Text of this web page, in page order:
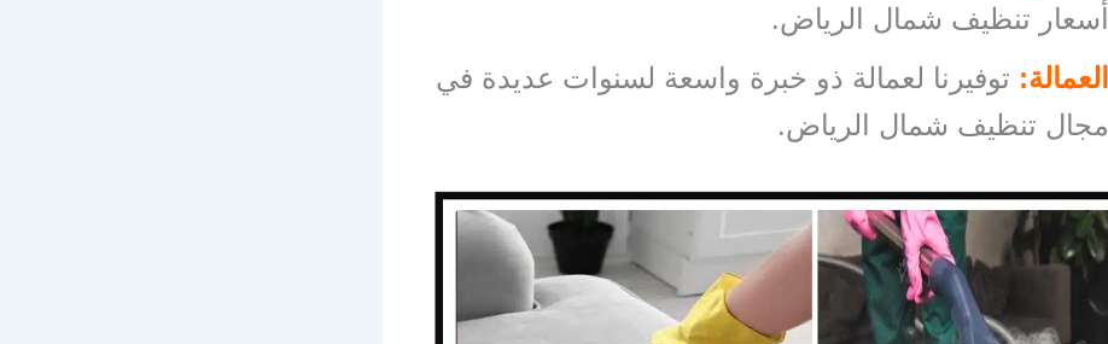
أسعار تنظيف شمال الرياض.
العمالة: توفيرنا لعمالة ذو خبرة واسعة لسنوات عديدة في
مجال تنظيف شمال الرياض.